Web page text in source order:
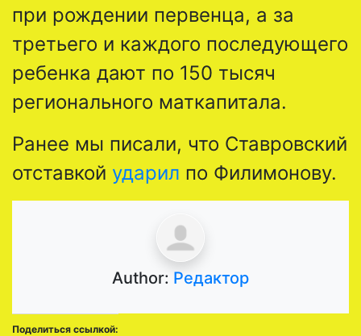
при рождении первенца, а за
третьего и каждого последующего
ребенка дают по 150 тысяч
регионального маткапитала.
Ранее мы писали, что Ставровский
отставкой ударил по Филимонову.
Author: Редактор
Поделиться ссылкой: